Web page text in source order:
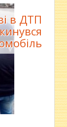
в ДТП